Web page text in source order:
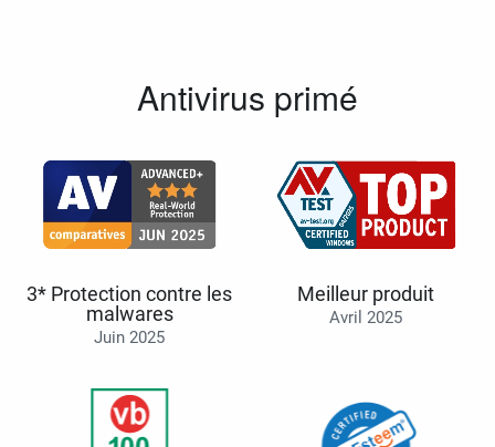
Antivirus primé
3* Protection contre les
malwares
Juin 2025
Meilleur produit
Avril 2025